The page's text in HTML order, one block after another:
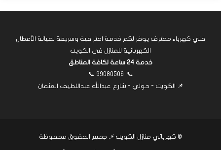
فني كهرباء محترف يوفر لكم خدمة احترافية وسريعة لصيانة الأعطال
الكهربائية للمنازل في الكويت
خدمة 24 ساعة لكافة المناطق
📞
99080506
📞
📌 الكويت - حولي - شارع عبدالله عبداللطيف العثمان
© كهربائي منازل الكويت ⚡. جميع الحقوق محفوظة